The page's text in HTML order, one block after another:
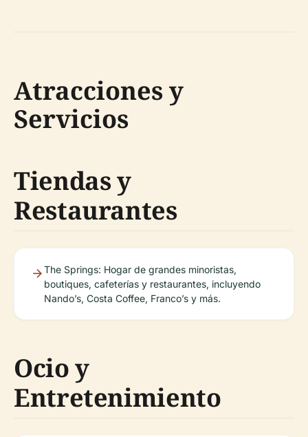
Atracciones y
Servicios
Tiendas y
Restaurantes
The Springs: Hogar de grandes minoristas,
boutiques, cafeterías y restaurantes, incluyendo
Nando’s, Costa Coffee, Franco’s y más.
Ocio y
Entretenimiento